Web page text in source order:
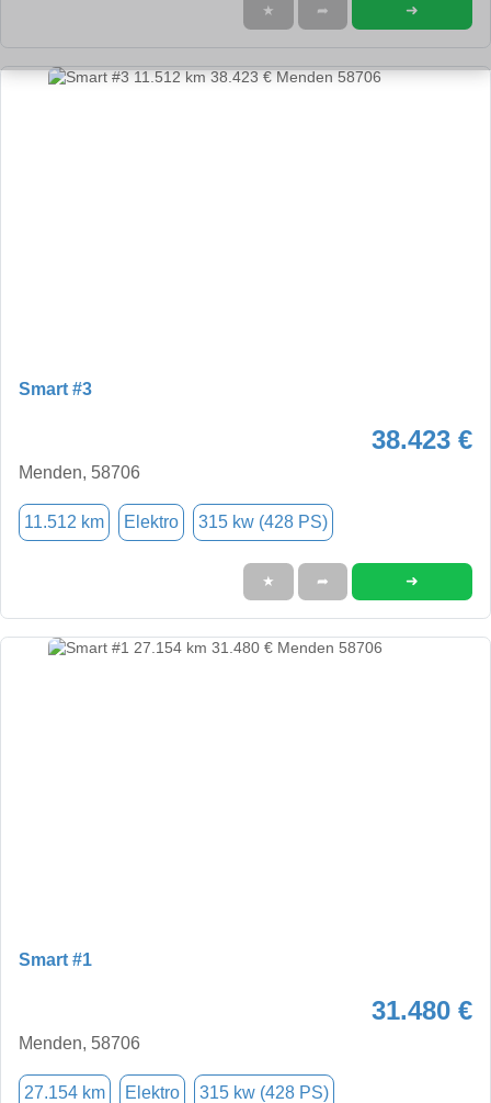
★ ➦ ➜
Smart #3
38.423 €
Menden, 58706
11.512 km Elektro 315 kw (428 PS)
★ ➦ ➜
Smart #1
31.480 €
Menden, 58706
27.154 km Elektro 315 kw (428 PS)